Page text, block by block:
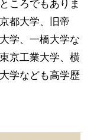
ころでもありま
都大学、旧帝
学、一橋大学な
京工業大学、横
学なども高学歴